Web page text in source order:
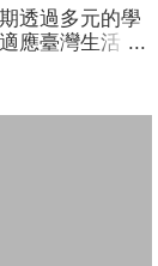
透過多元的學
應臺灣生活，
而易懂、循序
4/13、4/19及